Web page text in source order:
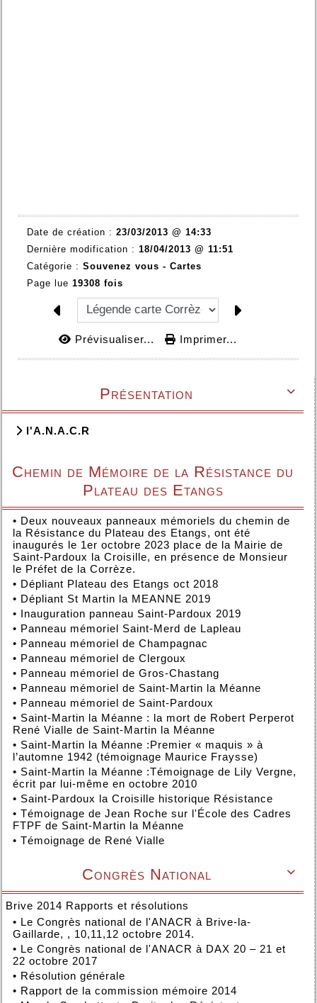

Présentation
l'A.N.A.C.R
Chemin de Mémoire de la Résistance du
Plateau des Etangs
• Deux nouveaux panneaux mémoriels du chemin de
la Résistance du Plateau des Etangs, ont été
inaugurés le 1er octobre 2023 place de la Mairie de
Saint-Pardoux la Croisille, en présence de Monsieur
le Préfet de la Corrèze.
• Dépliant Plateau des Etangs oct 2018
• Dépliant St Martin la MEANNE 2019
• Inauguration panneau Saint-Pardoux 2019
• Panneau mémoriel Saint-Merd de Lapleau
• Panneau mémoriel de Champagnac
• Panneau mémoriel de Clergoux
• Panneau mémoriel de Gros-Chastang
• Panneau mémoriel de Saint-Martin la Méanne
• Panneau mémoriel de Saint-Pardoux
• Saint-Martin la Méanne : la mort de Robert Perperot
René Vialle de Saint-Martin la Méanne
• Saint-Martin la Méanne :Premier « maquis » à
l’automne 1942 (témoignage Maurice Fraysse)
• Saint-Martin la Méanne :Témoignage de Lily Vergne,
écrit par lui-même en octobre 2010
• Saint-Pardoux la Croisille historique Résistance
• Témoignage de Jean Roche sur l'École des Cadres
FTPF de Saint-Martin la Méanne
• Témoignage de René Vialle

Congrès National
Brive 2014 Rapports et résolutions
• Le Congrès national de l'ANACR à Brive-la-
Gaillarde, , 10,11,12 octobre 2014.
• Le Congrès national de l'ANACR à DAX 20 – 21 et
22 octobre 2017
• Résolution générale
• Rapport de la commission mémoire 2014
Date de création : 23/03/2013 @ 14:33
Dernière modification : 18/04/2013 @ 11:51
Catégorie : Souvenez vous - Cartes
Page lue 19308 fois
Prévisualiser... Imprimer...